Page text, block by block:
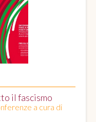
il fascismo
a cura di